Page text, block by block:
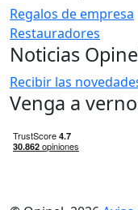
Regalos de empresa
Restauradores
Noticias
Recibir las
Venga a